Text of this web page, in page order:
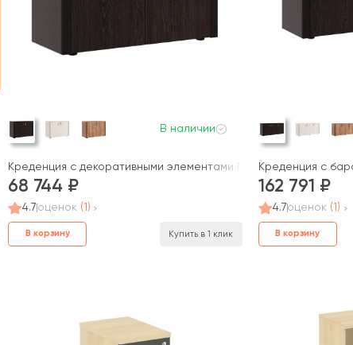
В наличии
Креденция с декоративными элементами Монза / Monza
68 744
4.7 оценок (1)
В корзину Купить в 1 клик
Креденция с
162 791
4.7оценок (1)
В корзину